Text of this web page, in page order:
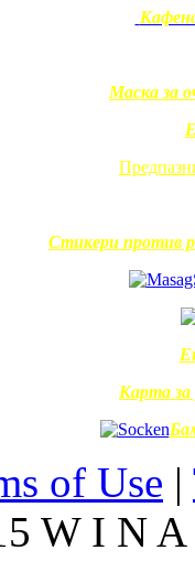
Маска за
Стикери против
Карта
of Use |
W I N